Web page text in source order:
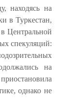
находясь на
в Туркестан,
Центральной
спекуляций:
на
однако не